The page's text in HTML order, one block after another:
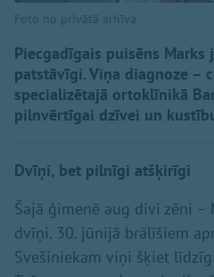
Foto no privātā arhīva
Piecgadīgais puisēns
patstāvīgi. Viņa diagnoze –
specializētajā ortoklīnikā
pilnvērtīgai dzīvei un
Dvīņi, bet pilnīgi atšķirīgi
Šajā ģimenē aug divi zēni –
dvīņi. 30. jūnijā brālīšiem
Svešiniekam viņi šķiet